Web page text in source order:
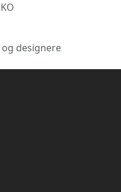
designere